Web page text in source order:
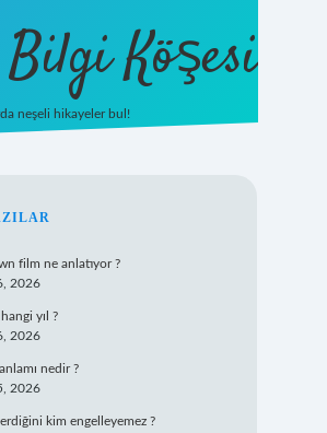
Köşesi
neşeli hikayeler bul!
film ne anlatıyor ?
2026
yıl ?
2026
nedir ?
2026
kim engelleyemez ?